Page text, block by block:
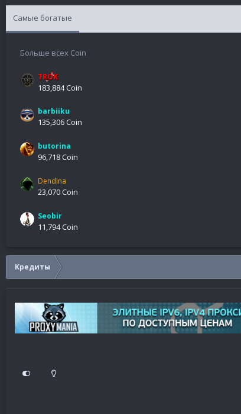
Самые богатые
Больше всех Coin
TROK
183,884 Coin
barbiiku
135,306 Coin
butorina
96,718 Coin
Dendina
23,070 Coin
Seobir
11,794 Coin
Кредиты